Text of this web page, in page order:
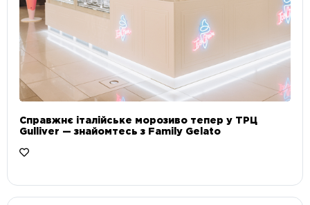
Справжнє італійське морозиво тепер у ТРЦ
Gulliver — знайомтесь з Family Gelato